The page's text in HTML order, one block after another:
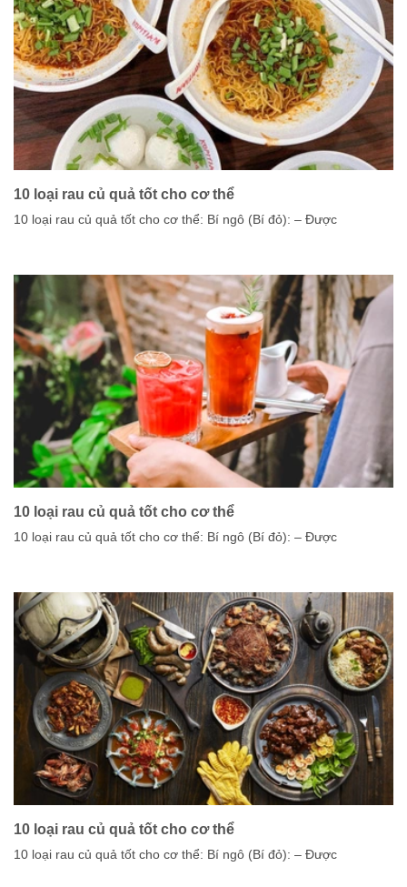
10 loại rau củ quả tốt cho cơ thể
10 loại rau củ quả tốt cho cơ thể: Bí ngô (Bí đỏ): – Được
10 loại rau củ quả tốt cho cơ thể
10 loại rau củ quả tốt cho cơ thể: Bí ngô (Bí đỏ): – Được
10 loại rau củ quả tốt cho cơ thể
10 loại rau củ quả tốt cho cơ thể: Bí ngô (Bí đỏ): – Được